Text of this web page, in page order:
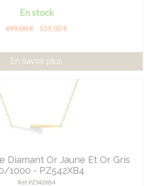
En stock
699,00 € 559,00 €
En savoir plus
Diamant Or Jaune Et Or Gris
1000 - PZ542XB4
Réf. PZ542XB4